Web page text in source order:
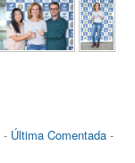
- Última Comentada-